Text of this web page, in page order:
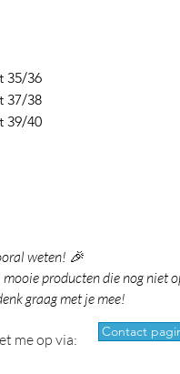
35/36
37/38
39/40
weten! 🎉
producten die nog niet
graag met je mee!
me op via: Contact